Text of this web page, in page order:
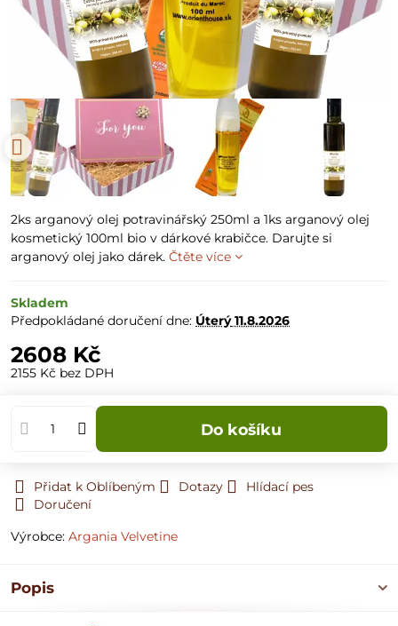
2ks arganový olej potravinářský 250ml a 1ks arganový olej
kosmetický 100ml bio v dárkové krabičce. Darujte si
arganový olej jako dárek. Čtěte více
Skladem
Předpokládané doručení dne: Úterý11.8.2026
2608 Kč
2155 Kč bez DPH
Do košíku
Přidat k Oblíbeným Dotazy
Hlídací pes
Doručení
Výrobce: Argania Velvetine
Popis